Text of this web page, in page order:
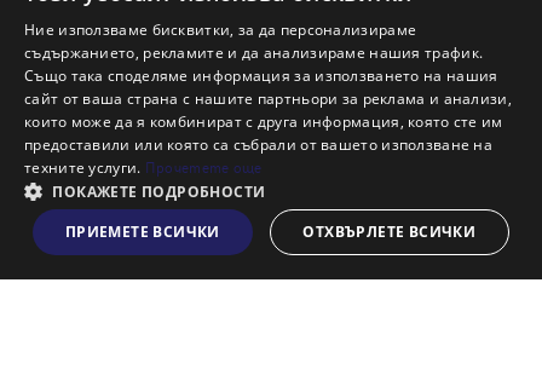
Виж на картата
Защо да отдам имот с Адрес?
Наши офиси
Кариери
Кои сме ние?
Франчайз
Блог
Искаш ли да получаваш актуална информация за пазара
на недвижими имоти?
Ние използваме бисквитки, за да персонализираме
съдържанието, рекламите и да анализираме нашия трафик.
Също така споделяме информация за използването на нашия
сайт от ваша страна с нашите партньори за реклама и анализи,
които може да я комбинират с друга информация, която сте им
предоставили или която са събрали от вашето използване на
техните услуги. Прочетете още
ПОКАЖЕТЕ ПОДРОБНОСТИ
ПРИЕМЕТЕ ВСИЧКИ
ОТХВЪРЛЕТЕ ВСИЧКИ